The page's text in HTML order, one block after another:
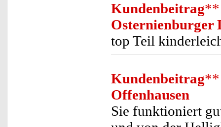
Kundenbeitrag**
Osternienburger
top Teil
Kundenbeitrag**
Offenhausen
Sie funktioniert